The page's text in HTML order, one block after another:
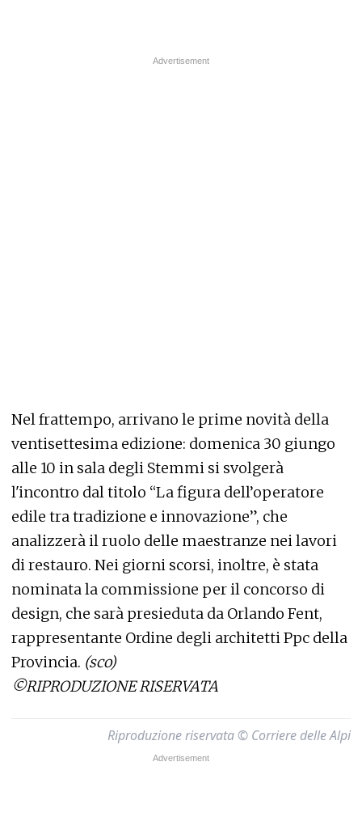
Nel frattempo, arrivano le prime novità della
ventisettesima edizione: domenica 30 giungo
alle 10 in sala degli Stemmi si svolgerà
l'incontro dal titolo “La figura dell’operatore
edile tra tradizione e innovazione”, che
analizzerà il ruolo delle maestranze nei lavori
di restauro. Nei giorni scorsi, inoltre, è stata
nominata la commissione per il concorso di
design, che sarà presieduta da Orlando Fent,
rappresentante Ordine degli architetti Ppc della
Provincia. (sco)
©RIPRODUZIONE RISERVATA
Riproduzione riservata © Corriere delle Alpi